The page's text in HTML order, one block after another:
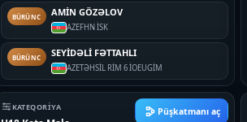
BÜRÜNC AMİN GÖZƏLOV
AZEFHN İSK
BÜRÜNC SEYİDƏLİ FƏTTAHLI
AZETƏHSİL RİM 6 İOEUGİM
KATEQORIYA Püşkatmanı aç